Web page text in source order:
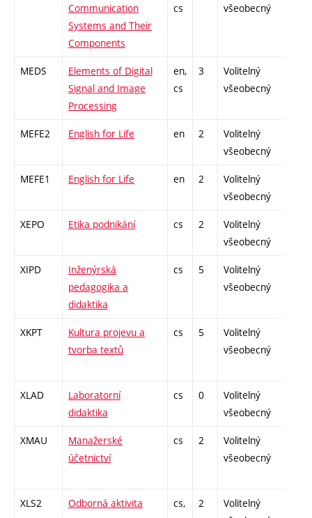
Communication
Systems and Their
Components
cs
všeobecný
MEDS
Elements of Digital
Signal and Image
Processing
en,
cs
3
Volitelný
všeobecný
MEFE2 English for Life en 2
Volitelný
všeobecný
MEFE1 English for Life en 2
Volitelný
všeobecný
XEPO Etika podnikání cs 2
Volitelný
všeobecný
XIPD
Inženýrská
pedagogika a
didaktika
cs 5
Volitelný
všeobecný
XKPT
Kultura projevu a
tvorba textů
cs 5
Volitelný
všeobecný
XLAD
Laboratorní
didaktika
cs 0
Volitelný
všeobecný
XMAU
Manažerské
účetnictví
cs 2
Volitelný
všeobecný
XLS2 Odborná aktivita
cs,
2
Volitelný